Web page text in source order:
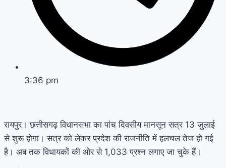
3:36 pm
रायपुर। छत्तीसगढ़ विधानसभा का पांच दिवसीय मानसून सत्र 13 जुलाई
से शुरू होगा। सत्र को लेकर प्रदेश की राजनीति में हलचल तेज हो गई
है। अब तक विधायकों की ओर से 1,033 प्रश्न लगाए जा चुके हैं।